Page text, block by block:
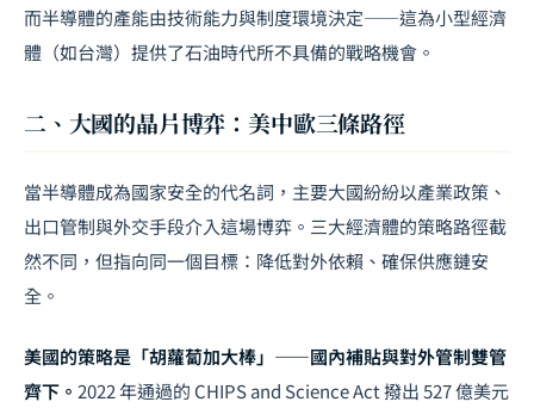
而半導體的產能由技術能力與制度環境決定——這為小型經濟
體（如台灣）提供了石油時代所不具備的戰略機會。
二、大國的晶片博弈：美中歐三條路徑
當半導體成為國家安全的代名詞，主要大國紛紛以產業政策、
出口管制與外交手段介入這場博弈。三大經濟體的策略路徑截
然不同，但指向同一個目標：降低對外依賴、確保供應鏈安
全。
美國的策略是「胡蘿蔔加大棒」——國內補貼與對外管制雙管
齊下。 2022 年通過的 CHIPS and Science Act 撥出 527 億美元